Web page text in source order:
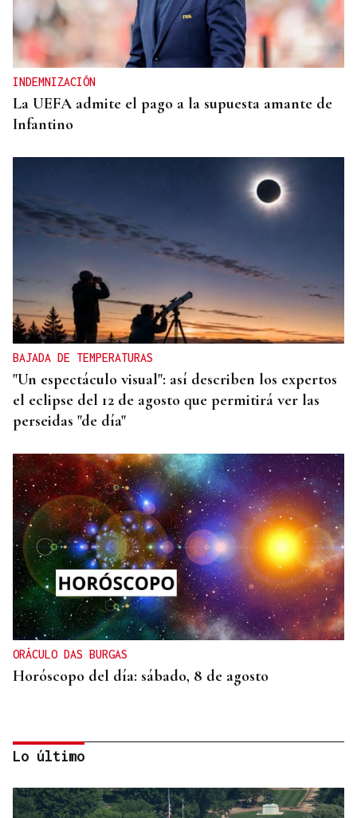
INDEMNIZACIÓN
La UEFA admite el pago a la supuesta amante de
Infantino
BAJADA DE TEMPERATURAS
"Un espectáculo visual": así describen los expertos
el eclipse del 12 de agosto que permitirá ver las
perseidas "de día"
ORÁCULO DAS BURGAS
Horóscopo del día: sábado, 8 de agosto
Lo último